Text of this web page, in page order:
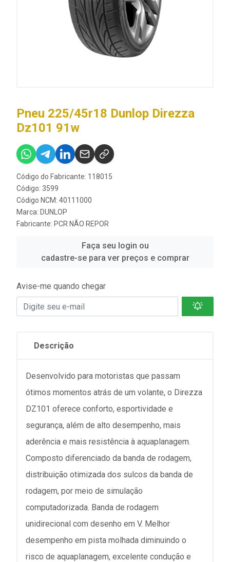
Pneu 225/45r18 Dunlop Direzza
Dz101 91w
Código do Fabricante: 118015
Código: 3599
Código NCM: 40111000
Marca: DUNLOP
Fabricante: PCR NÃO REPOR
Faça seu login ou
cadastre-se para ver preços e comprar
Avise-me quando chegar
Descrição
Desenvolvido para motoristas que passam
ótimos momentos atrás de um volante, o Direzza
DZ101 oferece conforto, esportividade e
segurança, além de alto desempenho, mais
aderência e mais resistência à aquaplanagem.
Composto diferenciado da banda de rodagem,
distribuição otimizada dos sulcos da banda de
rodagem, por meio de simulação
computadorizada. Banda de rodagem
unidirecional com desenho em V. Melhor
desempenho em pista molhada diminuindo o
risco de aquaplanagem, excelente condução e